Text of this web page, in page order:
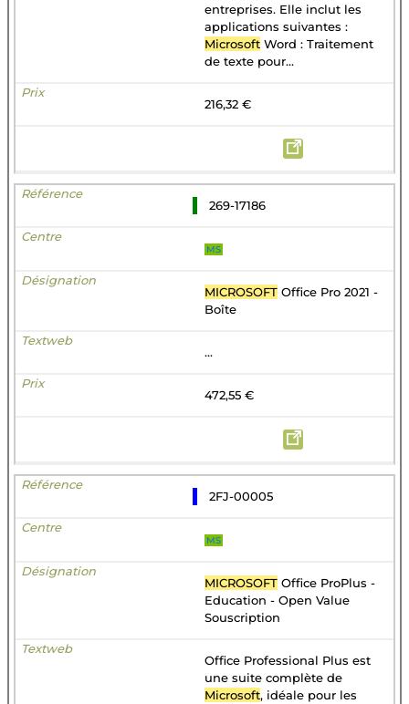
entreprises. Elle inclut les
applications suivantes :
Microsoft Word : Traitement
de texte pour...
216,32 €
269-17186
MS
MICROSOFT Office Pro 2021 -
Boîte
...
472,55 €
2FJ-00005
MS
MICROSOFT Office ProPlus -
Education - Open Value
Souscription
Office Professional Plus est
une suite complète de
Microsoft, idéale pour les